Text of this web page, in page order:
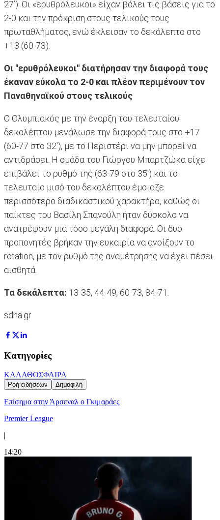
27’). Οι «ερυθρόλευκοι» είχαν βάλει τις βάσεις για το
2-0 και την πρόκριση στους τελικούς τους
πρωταθλήματος, ενώ έκλεισαν το δεκάλεπτο στο
+13 (60-73).
Οι "ερυθρόλευκοι" διατήρησαν την διαφορά τους
έκαναν εύκολα το 2-0 και πλέον περιμένουν τον
Παναθηναϊκού στους τελικούς
Ο Ολυμπιακός με την έναρξη του τελευταίου
δεκαλέπτου μεγάλωσε την διαφορά τους στο +17
(60-77 στο 32'), με το Περιστέρι να μην μπορεί να
αντιδράσει. Η ομάδα του Γιώργου Μπαρτζώκα είχε
επιβάλει το ρυθμό της (63-79 στο 35') και το
τελευταίο μισό του δεκαλέπτου έμοιαζε
περισσότερο διαδικαστικού χαρακτήρα, καθώς οι
παίκτες του Βασίλη Σπανούλη ήταν δύσκολο να
ανατρέψουν μια τόσο μεγάλη διαφορά. Οι δυο
προπονητές βρήκαν την ευκαιρία να ανοίξουν το
rotation, με τον ρυθμό της αναμέτρησης να έχει πέσει
αισθητά.
Τα δεκάλεπτα: 13-35, 44-49, 60-73, 84-71.
sdna.gr
Κατηγορίες
ΚΑΛΑΘΟΣΦΑΙΡΑ
Ροή ειδήσεων Δημοφιλή
Επίσημα στην Άρσεναλ ο Γκιμαράες
Premier League
|
14:20